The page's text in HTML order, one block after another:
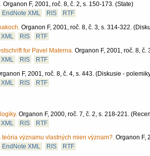
Organon F, 2001, roč. 8, č. 2, s. 150-173. (State)
EndNote XML RIS
RTF
Organon F, 2001, roč. 8, č. 3, s. 314-322.
XML RIS
RTF
for Pavel Materna. Organon F, 2001, roč. 8, č.
XML RIS
RTF
F, 2001, roč. 8, č. 4, s. 443. (Diskusie -
XML RIS RTF
Organon F, 2000, roč. 7, č. 2, s. 218-221.
XML RIS
RTF
významu vlastných mien význam?. Organon F,
EndNote XML RIS
RTF